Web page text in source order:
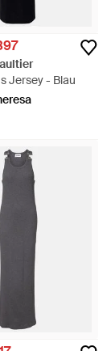
Jersey - Blau